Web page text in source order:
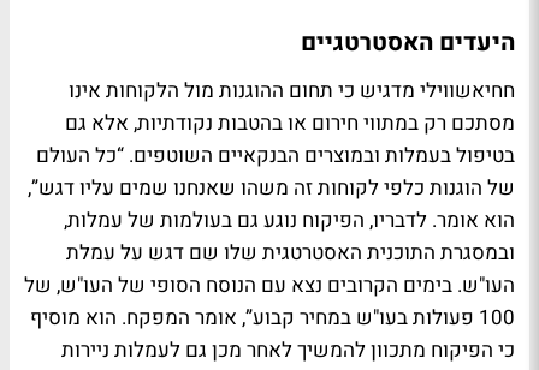
היעדים האסטרטגיים
חחיאשווילי מדגיש כי תחום ההוגנות מול הלקוחות אינו
מסתכם רק במתווי חירום או בהטבות נקודתיות, אלא גם
בטיפול בעמלות ובמוצרים הבנקאיים השוטפים. “כל העולם
של הוגנות כלפי לקוחות זה משהו שאנחנו שמים עליו דגש”,
הוא אומר. לדבריו, הפיקוח נוגע גם בעולמות של עמלות,
ובמסגרת התוכנית האסטרטגית שלו שם דגש על עמלת
העו"ש. בימים הקרובים נצא עם הנוסח הסופי של העו"ש, של
100 פעולות בעו"ש במחיר קבוע”, אומר המפקח. הוא מוסיף
כי הפיקוח מתכוון להמשיך לאחר מכן גם לעמלות ניירות